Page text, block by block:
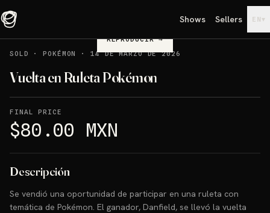
Shows Sellers EN ▾
REPRODUCIR→
SOLD
·POKÉMON · 14 DE MARZO DE 2026
Vuelta en Ruleta Pokémon
FINAL PRICE
$80.00 MXN
Descripción
Se vendió una oportunidad de participar en una ruleta con
temática de Pokémon. El ganador, Danfield, se llevó la vuelta